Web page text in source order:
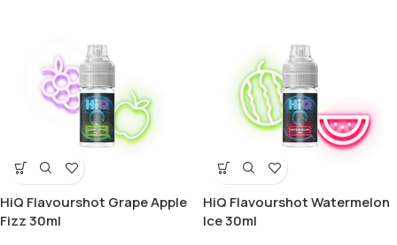
HiQ Flavourshot Grape Apple
Fizz 30ml
HiQ Flavourshot Watermelon
Ice 30ml